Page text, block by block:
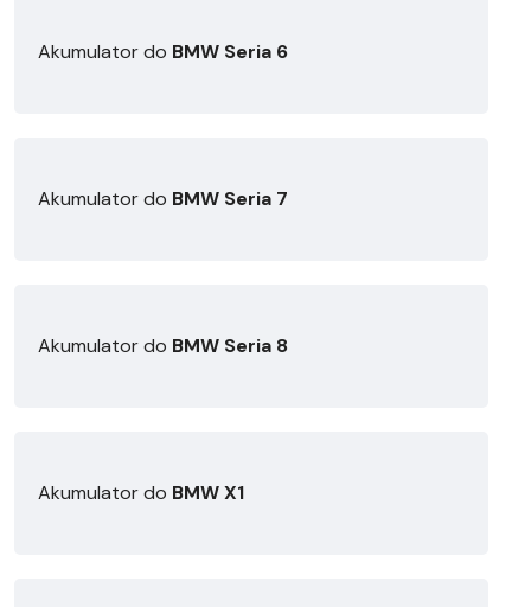
Akumulator do BMW Seria 6
Akumulator do BMW Seria 7
Akumulator do BMW Seria 8
Akumulator do BMW X1